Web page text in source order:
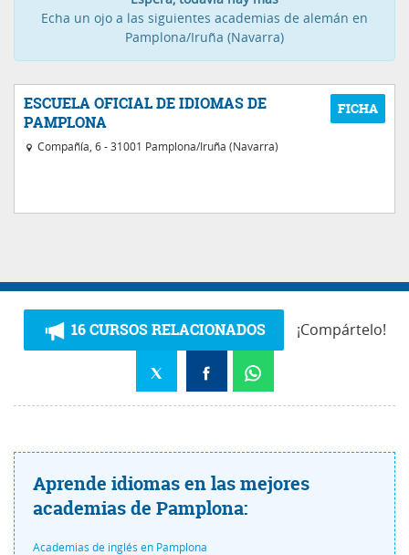
Echa un ojo a las siguientes academias de alemán en
Pamplona/Iruña (Navarra)
ESCUELA OFICIAL DE IDIOMAS DE
PAMPLONA
Compañía, 6 - 31001 Pamplona/Iruña (Navarra)
16 CURSOS RELACIONADOS ¡Compártelo!
Aprende idiomas en las mejores
academias de Pamplona:
Academias de inglés en Pamplona